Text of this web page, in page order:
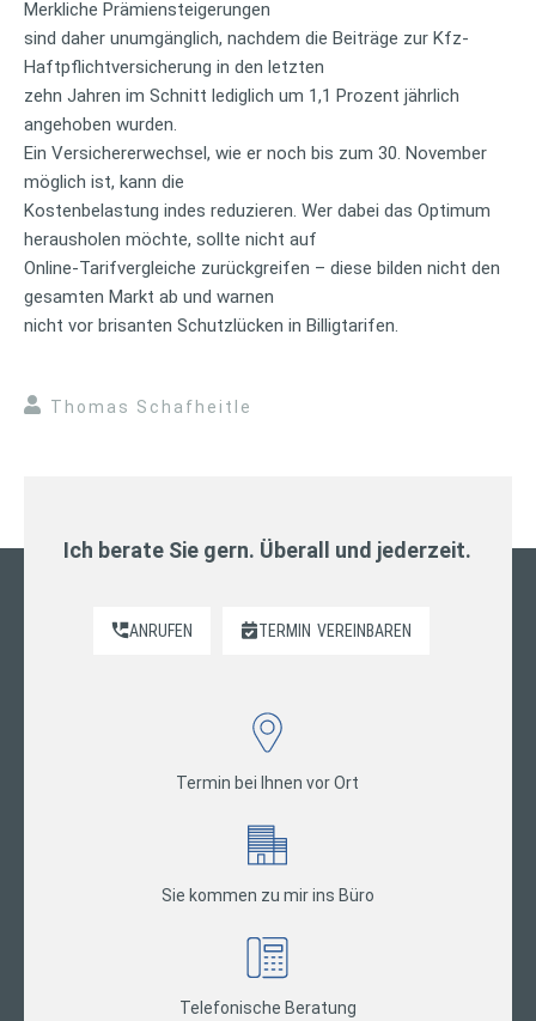
Merkliche Prämiensteigerungen
sind daher unumgänglich, nachdem die Beiträge zur Kfz-
Haftpflichtversicherung in den letzten
zehn Jahren im Schnitt lediglich um 1,1 Prozent jährlich
angehoben wurden.
Ein Versichererwechsel, wie er noch bis zum 30. November
möglich ist, kann die
Kostenbelastung indes reduzieren. Wer dabei das Optimum
herausholen möchte, sollte nicht auf
Online-Tarifvergleiche zurückgreifen – diese bilden nicht den
gesamten Markt ab und warnen
nicht vor brisanten Schutzlücken in Billigtarifen.
Thomas Schafheitle
Ich berate Sie gern. Überall und jederzeit.
ANRUFEN TERMIN VEREINBAREN
Termin bei Ihnen vor Ort
Sie kommen zu mir ins Büro
Telefonische Beratung